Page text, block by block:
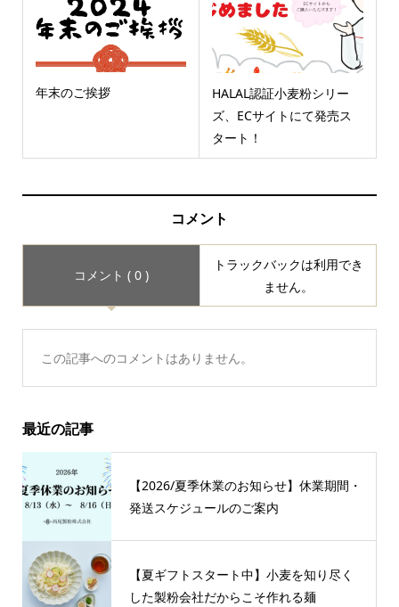
年末のご挨拶
HALAL認証小麦粉シリー
ズ、ECサイトにて発売ス
タート！
コメント
コメント ( 0 )
トラックバックは利用でき
ません。
この記事へのコメントはありません。
最近の記事
【2026/夏季休業のお知らせ】休業期間・
発送スケジュールのご案内
【夏ギフトスタート中】小麦を知り尽く
した製粉会社だからこそ作れる麺